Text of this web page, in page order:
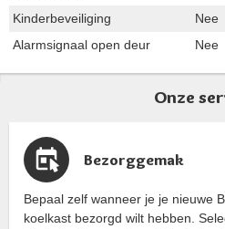
Kinderbeveiliging
Nee
Alarmsignaal open deur
Nee
Onze
Bezorggemak
Bepaal zelf wanneer je je nieuwe
koelkast bezorgd wilt hebben.